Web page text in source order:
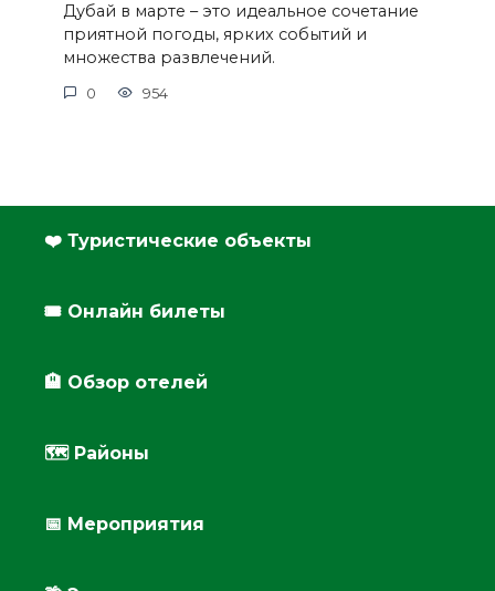
Дубай в марте – это идеальное сочетание
приятной погоды, ярких событий и
множества развлечений.
0 954
❤️ Туристические объекты
🎟️ Онлайн билеты
🏨 Обзор отелей
🗺 Районы
📅 Мероприятия